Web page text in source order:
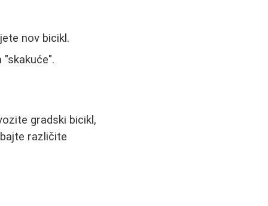
nov bicikl.
gradski bicikl,
različite